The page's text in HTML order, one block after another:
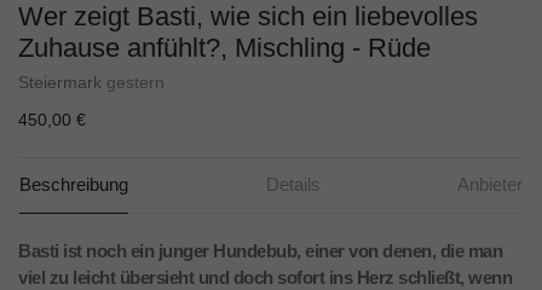
Wer zeigt Basti, wie sich ein liebevolles
Zuhause anfühlt?, Mischling - Rüde
Steiermark gestern
450,00 €
Beschreibung Details Anbieter
Basti ist noch ein junger Hundebub, einer von denen, die man
viel zu leicht übersieht und doch sofort ins Herz schließt, wenn